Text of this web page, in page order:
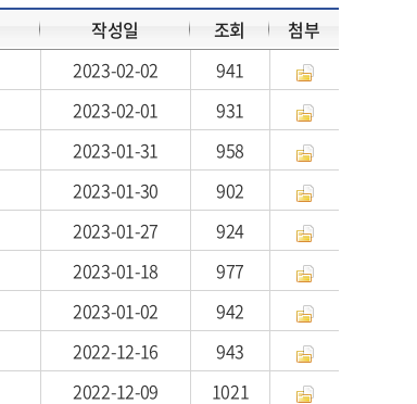
작성일 조회
첨부
2023-02-02
941
2023-02-01
931
2023-01-31
958
2023-01-30
902
2023-01-27
924
2023-01-18
977
2023-01-02
942
2022-12-16
943
2022-12-09 1021